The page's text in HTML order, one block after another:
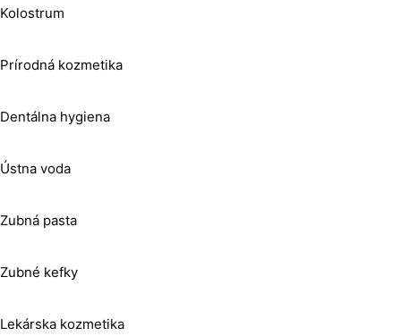
Kolostrum
Prírodná kozmetika
Dentálna hygiena
Ústna voda
Zubná pasta
Zubné kefky
Lekárska kozmetika